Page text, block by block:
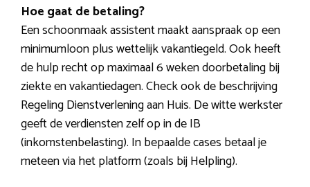
Hoe gaat de betaling?
Een schoonmaak assistent maakt aanspraak op een
minimumloon plus wettelijk vakantiegeld. Ook heeft
de hulp recht op maximaal 6 weken doorbetaling bij
ziekte en vakantiedagen. Check ook de beschrijving
Regeling Dienstverlening aan Huis. De witte werkster
geeft de verdiensten zelf op in de IB
(inkomstenbelasting). In bepaalde cases betaal je
meteen via het platform (zoals bij Helpling).